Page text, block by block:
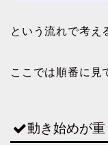
という流れで考え
ここでは順番に見
動き始めが